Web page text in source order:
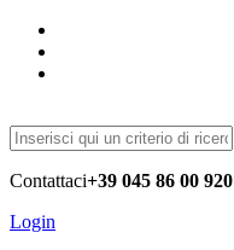
Contattaci+39 045 86 00 920
Login